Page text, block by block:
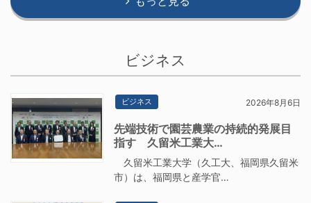
ビジネス
ビジネス 2026年8月6日
先端技術で園芸農業の持続的発展目
指す 久留米工業大…
久留米工業大学（久工大、福岡県久留米
市）は、福岡県と産学官…